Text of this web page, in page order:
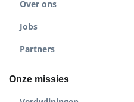
Over ons
Jobs
Partners
Onze missies